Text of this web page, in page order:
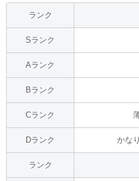
ランク
Sランク
Aランク
Bランク
Cランク
Dランク かな
ランク